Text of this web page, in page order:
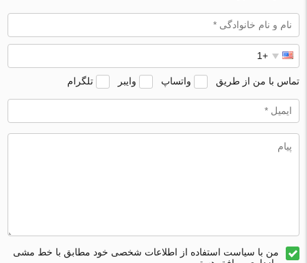
تماس با من از طریق واتساپ وایبر تلگرام
من با سیاست استفاده از اطلاعات شخصی خود مطابق با خط مشی